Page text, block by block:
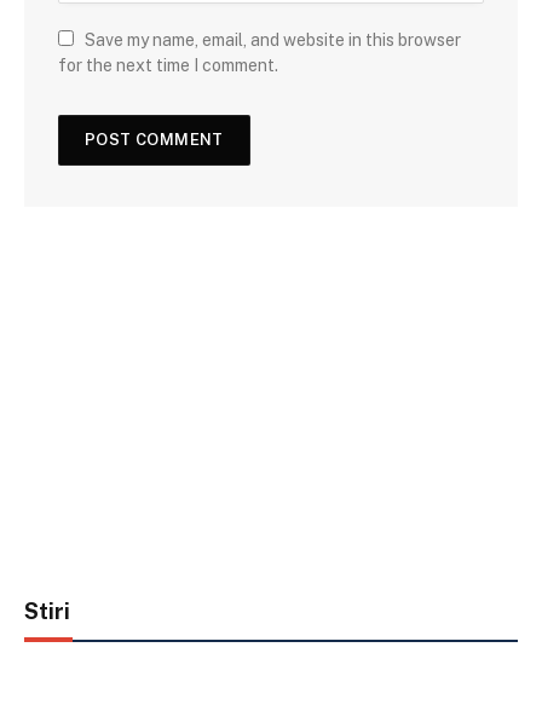
Save my name, email, and website in this browser
for the next time I comment.
Stiri